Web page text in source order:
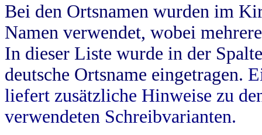
Bei den Ortsnamen wurden im
Namen verwendet, wobei
In dieser Liste wurde in der
deutsche Ortsname eingetragen.
liefert zusätzliche Hinweise zu
verwendeten Schreibvarianten.